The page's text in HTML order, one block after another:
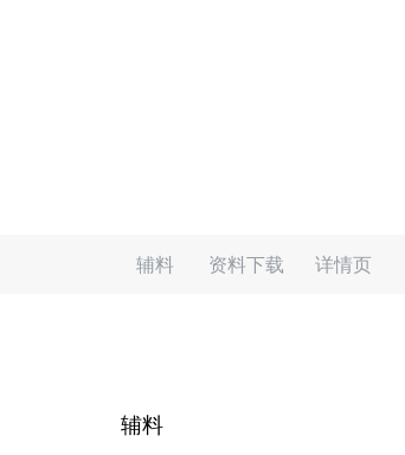
辅料 资料下载 详情页
辅料